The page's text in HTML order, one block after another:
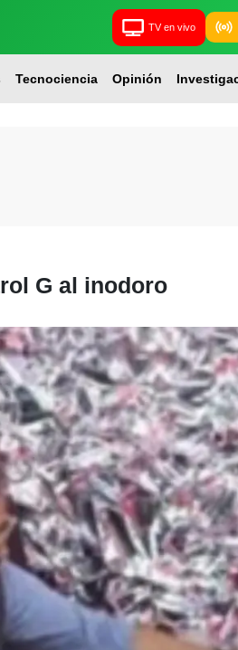
TV en vivo
Tecnociencia Opinión
G al inodoro